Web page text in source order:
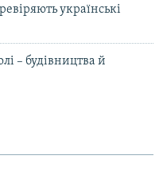
українські
– будівництва й